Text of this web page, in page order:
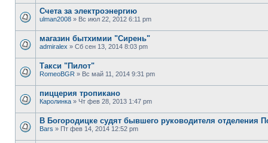
Счета за электроэнергию
ulman2008 » Вс июл 22, 2012 6:11 pm
магазин бытхимии "Сирень"
admiralex » Сб сен 13, 2014 8:03 pm
Такси "Пилот"
RomeoBGR » Вс май 11, 2014 9:31 pm
пиццерия тропикано
Каролинка » Чт фев 28, 2013 1:47 pm
В Богородицке судят бывшего руководителя отделения
Bars » Пт фев 14, 2014 12:52 pm